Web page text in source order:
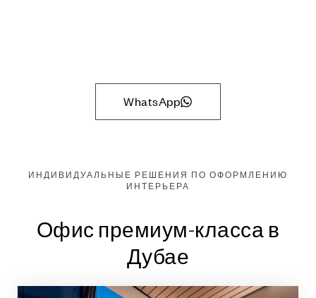
WhatsApp
ИНДИВИДУАЛЬНЫЕ РЕШЕНИЯ ПО ОФОРМЛЕНИЮ
ИНТЕРЬЕРА
Офис премиум-класса в
Дубае